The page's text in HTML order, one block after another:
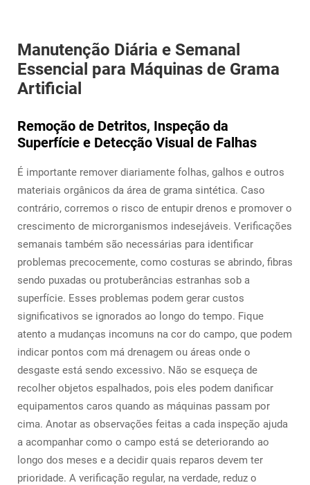
Manutenção Diária e Semanal
Essencial para Máquinas de Grama
Artificial
Remoção de Detritos, Inspeção da
Superfície e Detecção Visual de Falhas
É importante remover diariamente folhas, galhos e outros
materiais orgânicos da área de grama sintética. Caso
contrário, corremos o risco de entupir drenos e promover o
crescimento de microrganismos indesejáveis. Verificações
semanais também são necessárias para identificar
problemas precocemente, como costuras se abrindo, fibras
sendo puxadas ou protuberâncias estranhas sob a
superfície. Esses problemas podem gerar custos
significativos se ignorados ao longo do tempo. Fique
atento a mudanças incomuns na cor do campo, que podem
indicar pontos com má drenagem ou áreas onde o
desgaste está sendo excessivo. Não se esqueça de
recolher objetos espalhados, pois eles podem danificar
equipamentos caros quando as máquinas passam por
cima. Anotar as observações feitas a cada inspeção ajuda
a acompanhar como o campo está se deteriorando ao
longo dos meses e a decidir quais reparos devem ter
prioridade. A verificação regular, na verdade, reduz o